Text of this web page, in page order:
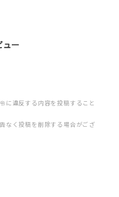
ュー
に違反する内容を投稿すること
なく投稿を削除する場合がござ